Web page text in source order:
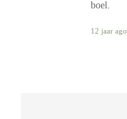
boel.
12 jaar ago